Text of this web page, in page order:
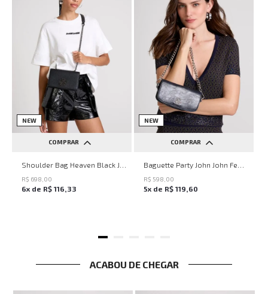
NEW
COMPRAR
UN
R$ 698 00
6x de R$ 116 33
NEW
COMPRAR
UN
R$ 598 00
5x de R$ 119 60
ACABOU DE CHEGAR